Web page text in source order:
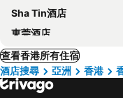
Sha Tin酒店
東莞酒店
查看香港所有住宿
酒店搜尋
亞洲 香港